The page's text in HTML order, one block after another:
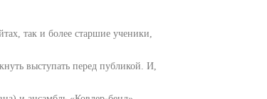
так и более старшие ученики,
выступать перед публикой. И,